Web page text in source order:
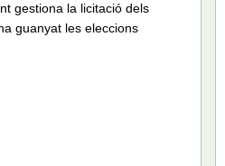
gestiona la licitació dels
guanyat les eleccions